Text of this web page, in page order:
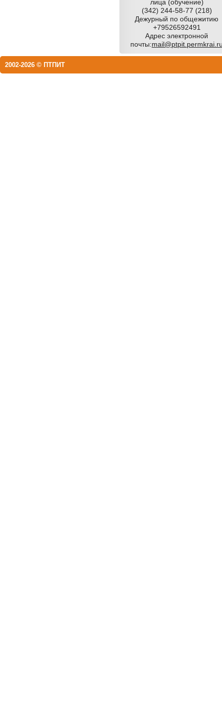
лица (обучение)
(342) 244-58-77 (218)
Дежурный по общежитию
+79526592491
Адрес электронной
почты:
2002-2026 © ПТПИТ